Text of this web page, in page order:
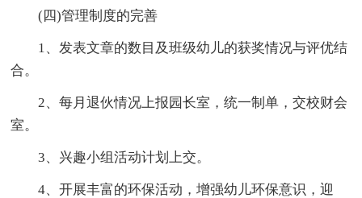
(四)管理制度的完善
1、发表文章的数目及班级幼儿的获奖情况与评优结
合。
2、每月退伙情况上报园长室，统一制单，交校财会
室。
3、兴趣小组活动计划上交。
4、开展丰富的环保活动，增强幼儿环保意识，迎